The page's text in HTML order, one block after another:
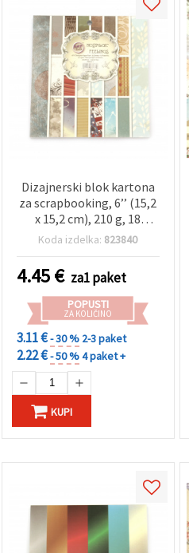
Dizajnerski blok kartona
za scrapbooking, 6’’ (15,2
x 15,2 cm), 210 g, 18
elegantnih motivov
Koda izdelka: 823840
4.45€ za1 paket
POPUSTI
ZA KOLIČINO
3.11 €- 30 % 2-3 paket
2.22 €- 50 %4 paket +
KUPI